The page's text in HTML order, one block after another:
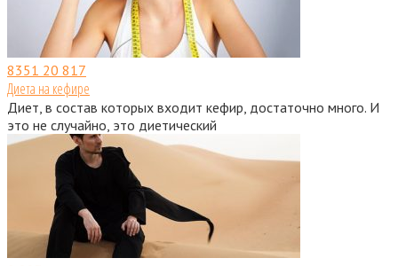
8351 20 817
Диета на кефире
Диет, в состав которых входит кефир, достаточно много. И
это не случайно, это диетический